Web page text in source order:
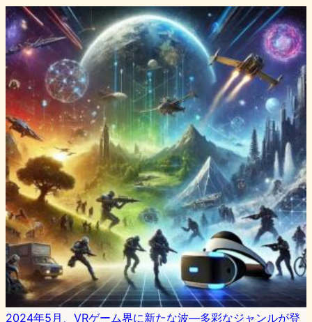
2024年5月、VRゲーム界に新たな波―多彩なジャンルが登